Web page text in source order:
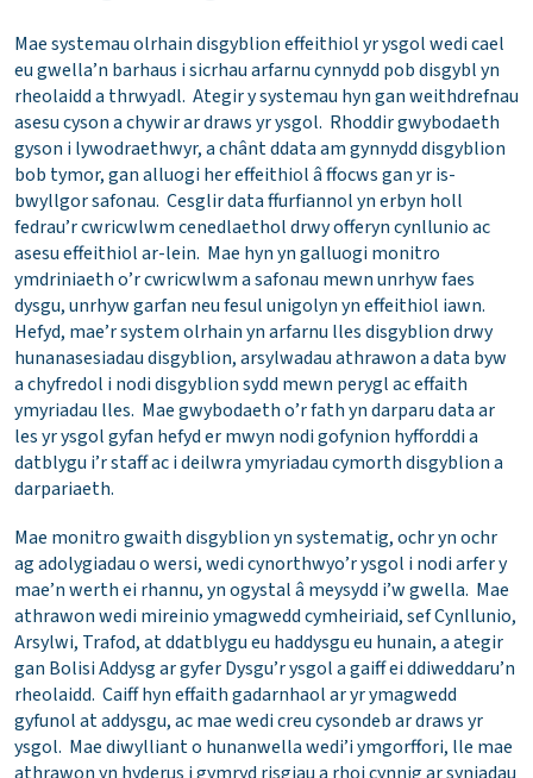
Mae systemau olrhain disgyblion effeithiol yr ysgol wedi cael
eu gwella’n barhaus i sicrhau arfarnu cynnydd pob disgybl yn
rheolaidd a thrwyadl. Ategir y systemau hyn gan weithdrefnau
asesu cyson a chywir ar draws yr ysgol. Rhoddir gwybodaeth
gyson i lywodraethwyr, a chânt ddata am gynnydd disgyblion
bob tymor, gan alluogi her effeithiol â ffocws gan yr is-
bwyllgor safonau. Cesglir data ffurfiannol yn erbyn holl
fedrau’r cwricwlwm cenedlaethol drwy offeryn cynllunio ac
asesu effeithiol ar-lein. Mae hyn yn galluogi monitro
ymdriniaeth o’r cwricwlwm a safonau mewn unrhyw faes
dysgu, unrhyw garfan neu fesul unigolyn yn effeithiol iawn.
Hefyd, mae’r system olrhain yn arfarnu lles disgyblion drwy
hunanasesiadau disgyblion, arsylwadau athrawon a data byw
a chyfredol i nodi disgyblion sydd mewn perygl ac effaith
ymyriadau lles. Mae gwybodaeth o’r fath yn darparu data ar
les yr ysgol gyfan hefyd er mwyn nodi gofynion hyfforddi a
datblygu i’r staff ac i deilwra ymyriadau cymorth disgyblion a
darpariaeth.
Mae monitro gwaith disgyblion yn systematig, ochr yn ochr
ag adolygiadau o wersi, wedi cynorthwyo’r ysgol i nodi arfer y
mae’n werth ei rhannu, yn ogystal â meysydd i’w gwella. Mae
athrawon wedi mireinio ymagwedd cymheiriaid, sef Cynllunio,
Arsylwi, Trafod, at ddatblygu eu haddysgu eu hunain, a ategir
gan Bolisi Addysg ar gyfer Dysgu’r ysgol a gaiff ei ddiweddaru’n
rheolaidd. Caiff hyn effaith gadarnhaol ar yr ymagwedd
gyfunol at addysgu, ac mae wedi creu cysondeb ar draws yr
ysgol. Mae diwylliant o hunanwella wedi’i ymgorffori, lle mae